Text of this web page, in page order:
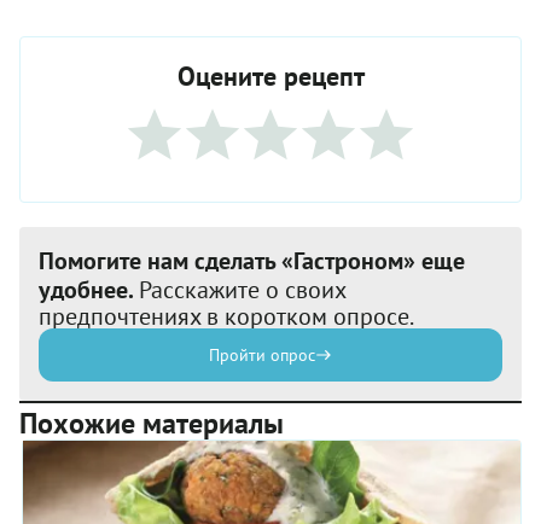
Оцените рецепт
Помогите нам сделать «Гастроном» еще
удобнее. Расскажите о своих
предпочтениях в коротком опросе.
Пройти опрос
Похожие материалы